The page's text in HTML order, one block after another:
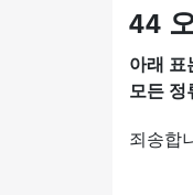
44
아래 표
모든 정
죄송합